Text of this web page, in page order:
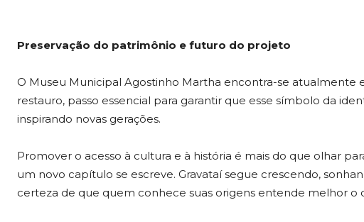
Preservação do patrimônio e futuro do projeto
O Museu Municipal Agostinho Martha encontra-se atualmente
restauro, passo essencial para garantir que esse símbolo da
inspirando novas gerações.
Promover o acesso à cultura e à história é mais do que olhar
um novo capítulo se escreve. Gravataí segue crescendo,
certeza de que quem conhece suas origens entende melhor o